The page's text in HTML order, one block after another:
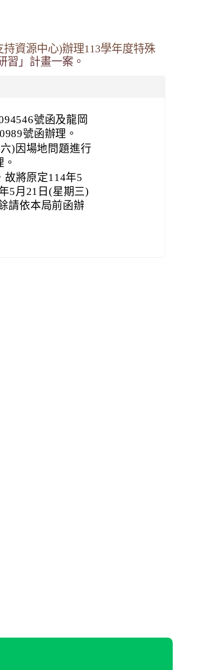
資源中心)辦理113學年度特殊
習」計畫一案。
號函及龍岡
號函辦理。
)因場地問題進行
將原定114年5
5月21日(星期三)
請依本局前函辦